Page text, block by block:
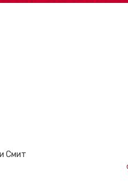
Смит